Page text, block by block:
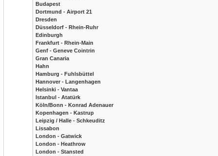
Budapest
Dortmund - Airport 21
Dresden
Düsseldorf - Rhein-Ruhr
Edinburgh
Frankfurt - Rhein-Main
Genf - Geneve Cointrin
Gran Canaria
Hahn
Hamburg - Fuhlsbüttel
Hannover - Langenhagen
Helsinki - Vantaa
Istanbul - Atatürk
Köln/Bonn - Konrad Adenauer
Kopenhagen - Kastrup
Leipzig / Halle - Schkeuditz
Lissabon
London - Gatwick
London - Heathrow
London - Stansted